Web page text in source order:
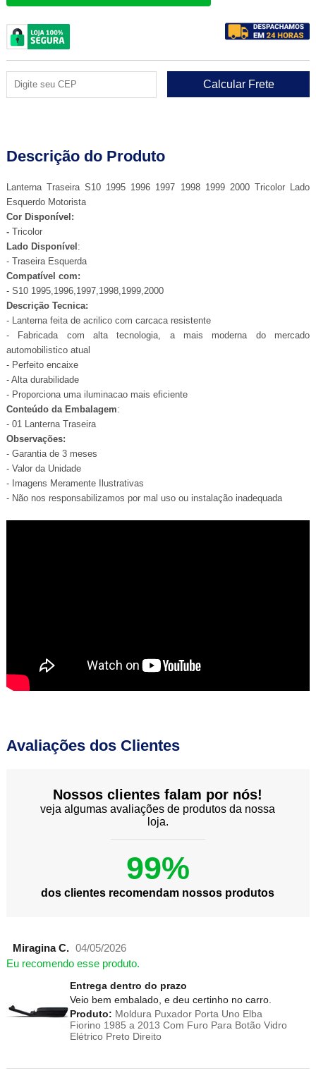
Descrição do Produto
Lanterna Traseira S10 1995 1996 1997 1998 1999 2000 Tricolor Lado
Esquerdo Motorista
Cor Disponível:
-Tricolor
Lado Disponível:
- Traseira Esquerda
Compatível com:
- S10 1995,1996,1997,1998,1999,2000
Descrição Tecnica:
- Lanterna feita de acrilico com carcaca resistente
- Fabricada com alta tecnologia, a mais moderna do mercado
automobilistico atual
- Perfeito encaixe
- Alta durabilidade
- Proporciona uma iluminacao mais eficiente
Conteúdo da Embalagem:
- 01 Lanterna Traseira
Observações:
- Garantia de 3 meses
- Valor da Unidade
- Imagens Meramente Ilustrativas
- Não nos responsabilizamos por mal uso ou instalação inadequada
Avaliações dos Clientes
Nossos clientes falam por nós!
veja algumas avaliações de produtos da nossa
loja.
99%
dos clientes recomendam nossos produtos
Miragina C. 04/05/2026
Eu recomendo esse produto.
Entrega dentro do prazo
Veio bem embalado, e deu certinho no carro.
Produto: Moldura Puxador Porta Uno Elba
Fiorino 1985 a 2013 Com Furo Para Botão Vidro
Elétrico Preto Direito